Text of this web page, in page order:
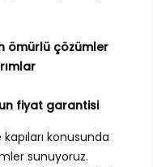
ömürlü çözümler
fiyat garantisi
konusunda
sunuyoruz.